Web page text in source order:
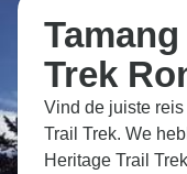
Trek
Vind de juiste
Trail Trek. We
Heritage Trail